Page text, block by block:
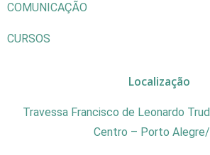
COMUNICAÇÃO
CURSOS
Localização
Travessa Francisco de Leonardo
Centro – Porto Alegre/